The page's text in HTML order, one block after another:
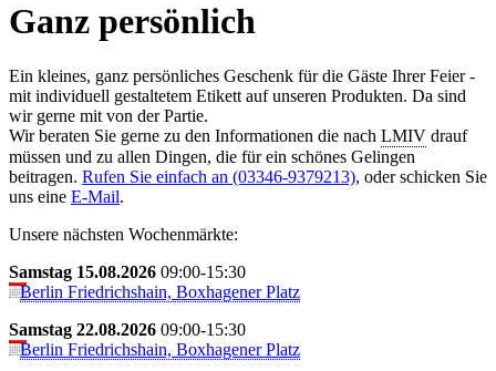
Ganz persönlich
Ein kleines, ganz persönliches Geschenk für die Gäste Ihrer Feier -
mit individuell gestaltetem Etikett auf unseren Produkten. Da sind
wir gerne mit von der Partie.
Wir beraten Sie gerne zu den Informationen die nach LMIV drauf
müssen und zu allen Dingen, die für ein schönes Gelingen
beitragen. Rufen Sie einfach an (03346-9379213), oder schicken Sie
uns eine E-Mail.
Unsere nächsten Wochenmärkte:
Samstag 15.08.2026 09:00-15:30
Berlin Friedrichshain, Boxhagener Platz
Samstag 22.08.2026 09:00-15:30
Berlin Friedrichshain, Boxhagener Platz